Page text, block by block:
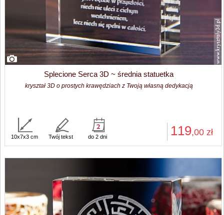
Splecione Serca 3D ~ średnia statuetka
kryształ 3D o prostych krawędziach z Twoją własną dedykacją
119,00 zł
10x7x3 cm Twój tekst do 2 dni